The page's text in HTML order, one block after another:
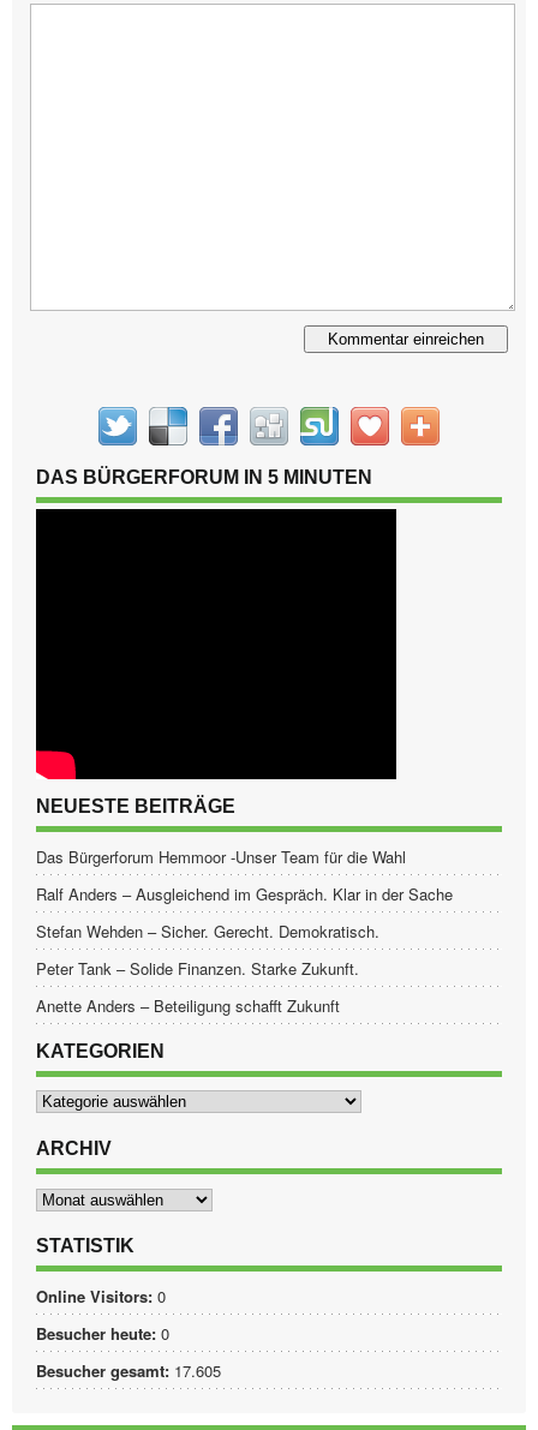
DAS BÜRGERFORUM IN 5 MINUTEN
NEUESTE BEITRÄGE
Das Bürgerforum Hemmoor -Unser Team für die Wahl
Ralf Anders – Ausgleichend im Gespräch. Klar in der Sache
Stefan Wehden – Sicher. Gerecht. Demokratisch.
Peter Tank – Solide Finanzen. Starke Zukunft.
Anette Anders – Beteiligung schafft Zukunft
KATEGORIEN
Kategorien
ARCHIV
Archiv
STATISTIK
Online Visitors: 0
Besucher heute: 0
Besucher gesamt: 17.605